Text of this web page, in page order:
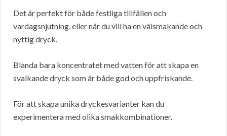
Det är perfekt för både festliga tillfällen och
vardagsnjutning, eller när du vill ha en välsmakande och
nyttig dryck.
Blanda bara koncentratet med vatten för att skapa en
svalkande dryck som är både god och uppfriskande.
För att skapa unika dryckesvarianter kan du
experimentera med olika smakkombinationer.